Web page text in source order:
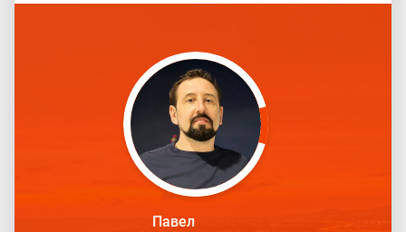
Павел